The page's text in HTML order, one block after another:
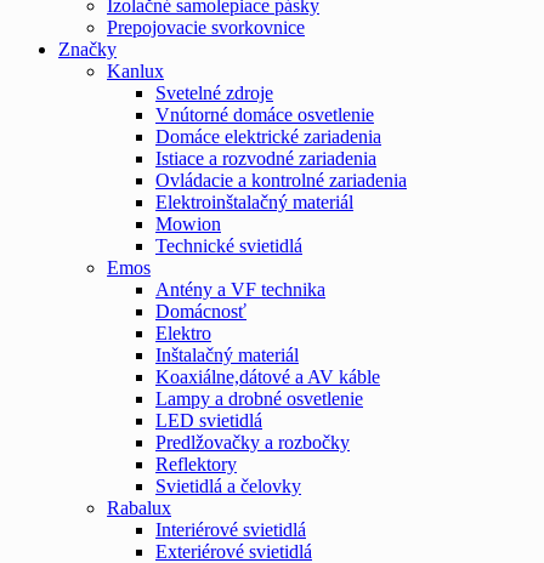
Izolačné samolepiace pásky
Prepojovacie svorkovnice
Značky
Kanlux
Svetelné zdroje
Vnútorné domáce osvetlenie
Domáce elektrické zariadenia
Istiace a rozvodné zariadenia
Ovládacie a kontrolné zariadenia
Elektroinštalačný materiál
Mowion
Technické svietidlá
Emos
Antény a VF technika
Domácnosť
Elektro
Inštalačný materiál
Koaxiálne,dátové a AV káble
Lampy a drobné osvetlenie
LED svietidlá
Predlžovačky a rozbočky
Reflektory
Svietidlá a čelovky
Rabalux
Interiérové svietidlá
Exteriérové svietidlá